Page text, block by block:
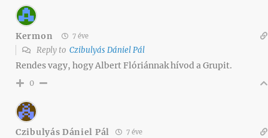
Kermon 7 éve
Reply to Czibulyás Dániel Pál
Rendes vagy, hogy Albert Flóriánnak hívod a Grupit.
0
Czibulyás Dániel Pál 7 éve